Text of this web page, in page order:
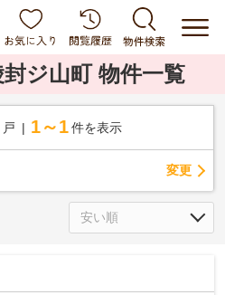
ジ山町 物件一覧
戸 1～1 件を表示
変更